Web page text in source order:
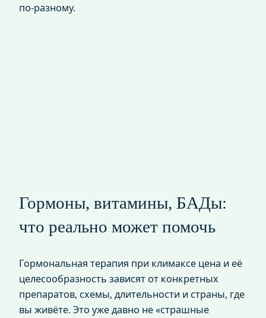
по‑разному.
Гормоны, витамины, БАДы:
что реально может помочь
Гормональная терапия при климаксе цена и её
целесообразность зависят от конкретных
препаратов, схемы, длительности и страны, где
вы живёте. Это уже давно не «страшные